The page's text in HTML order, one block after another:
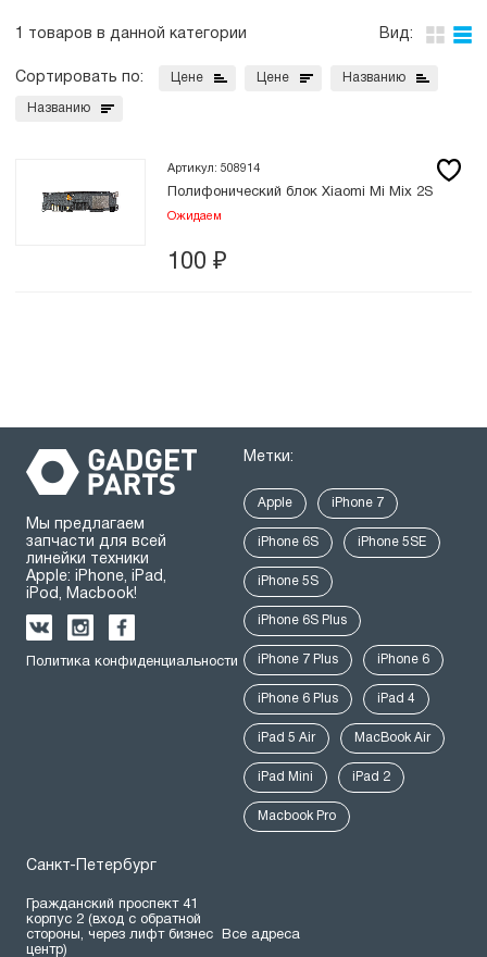
1 товаров в данной категории Вид:
Сортировать по: Цене Цене Названию
Названию
Артикул: 508914
Полифонический блок Xiaomi Mi Mix 2S
Ожидаем
100 ₽
Мы предлагаем
запчасти для всей
линейки техники
Apple: iPhone, iPad,
iPod, Macbook!
Политика конфиденциальности
Метки:
Apple iPhone 7
iPhone 6S iPhone 5SE
iPhone 5S
iPhone 6S Plus
iPhone 7 Plus iPhone 6
iPhone 6 Plus iPad 4
iPad 5 Air MacBook Air
iPad Mini iPad 2
Macbook Pro
Санкт-Петербург
Гражданский проспект 41
корпус 2 (вход с обратной
стороны, через лифт бизнес
центр)
Все адреса